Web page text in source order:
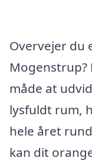
Overvejer du
måde at
lysfuldt rum,
hele året
kan dit